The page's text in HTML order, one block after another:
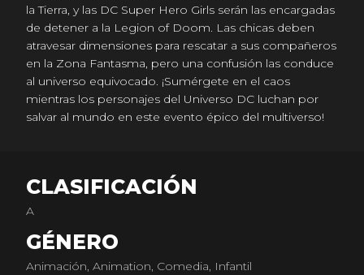
la Tierra, y las DC Super Hero Girls serán las encargadas
de detener a la Legion of Doom. Las chicas deben
atravesar dimensiones para rescatar a sus compañeros
en la Zona Fantasma, pero una confusión las conduce
al universo equivocado. ¡Sumérgete en el caos
mientras los personajes del Universo DC luchan por
salvar al mundo en este evento épico del multiverso!
CLASIFICACIÓN
A
GÉNERO
Animación, Animation, Comedia, Infantil